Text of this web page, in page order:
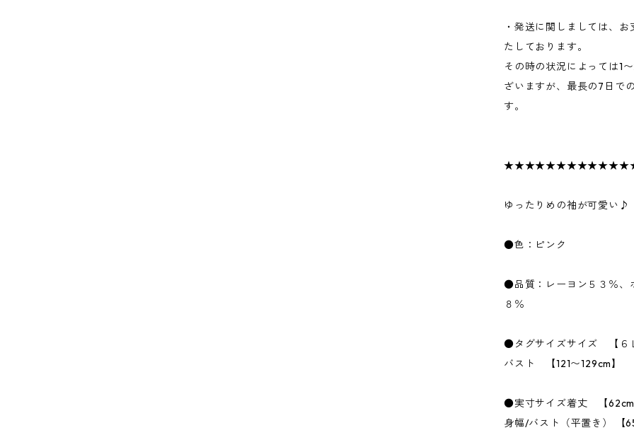
・発送に関しましては、
たしております。
その時の状況によっては1
ざいますが、最長の7日で
す。
ゆったりめの袖が可愛い♪
●色：ピンク
●品質：レーヨン５３％、
８％
●タグサイズサイズ 【６
バスト 【121〜129cm】
●実寸サイズ着丈 【62cm
身幅/バスト（平置き） 【